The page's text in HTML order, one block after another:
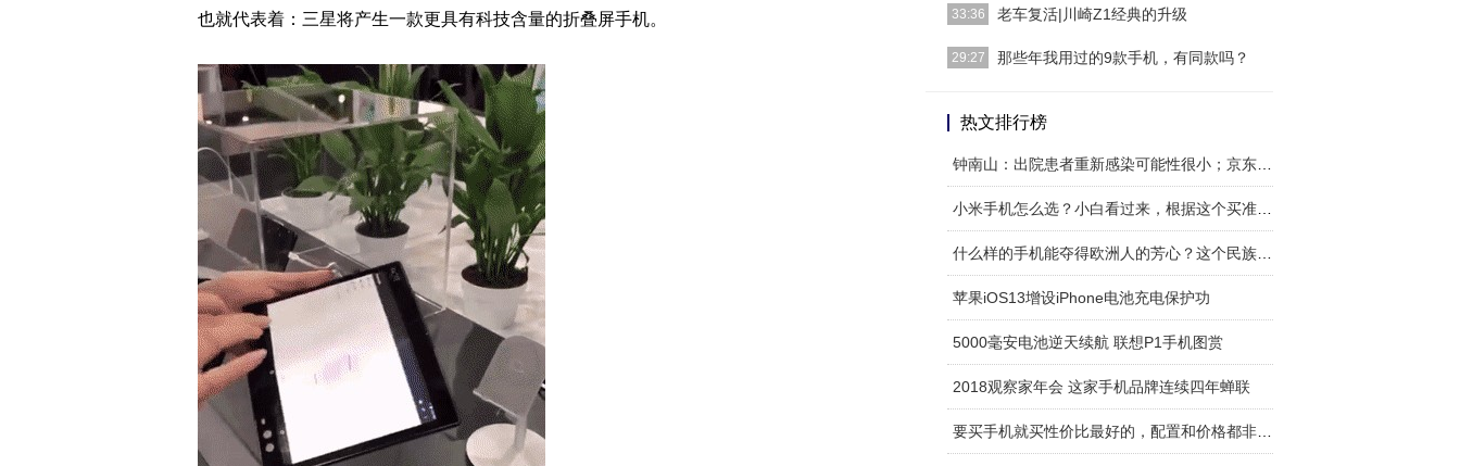
也就代表着：三星将产生一款更具有科技含量的折叠屏手机。
iPhone智能手环的产品系列早已获得了巨大的扩大，而
33:36 老车复活|川崎Z1经典的升级
序言从今年3月2日起，我打开一个新的论文选题——“旧
29:27 那些年我用过的9款手机，有同款吗？
写一篇关于手机的内容
热文排行榜
苹果iOS13增设iPhone电池充电保护功
5000毫安电池逆天续航 联想P1手机图赏
2018观察家年会 这家手机品牌连续四年蝉联